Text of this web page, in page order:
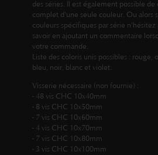
des séries. Il est également possible
complet d'une seule couleur. Ou alors
couleurs spécifiques par série n'hésitez
savoir en ajoutant un commentaire
votre commande.
Liste des coloris unis possibles : rouge,
bleu, noir, blanc et violet.
Visserie nécessaire (non fournie) :
- 48 vis CHC 10x40mm
- 8 vis CHC 10x50mm
- 7 vis CHC 10x60mm
- 4 vis CHC 10x70mm
- 7 vis CHC 10x80mm
- 3 vis CHC 10x100mm